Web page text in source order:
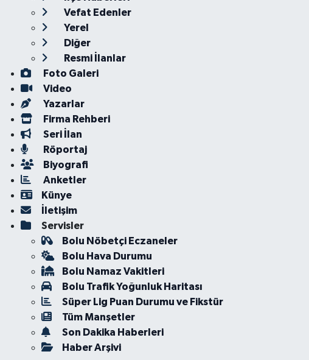
Vefat Edenler
Yerel
Diğer
Resmi İlanlar
Foto Galeri
Video
Yazarlar
Firma Rehberi
Seri İlan
Röportaj
Biyografi
Anketler
Künye
İletişim
Servisler
Bolu Nöbetçi Eczaneler
Bolu Hava Durumu
Bolu Namaz Vakitleri
Bolu Trafik Yoğunluk Haritası
Süper Lig Puan Durumu ve Fikstür
Tüm Manşetler
Son Dakika Haberleri
Haber Arşivi